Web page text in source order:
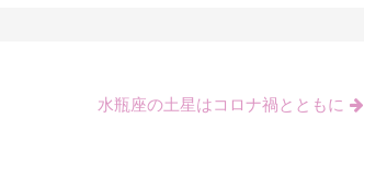
水瓶座の土星はコロナ禍とともに